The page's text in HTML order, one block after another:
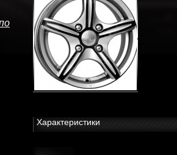
Характеристики